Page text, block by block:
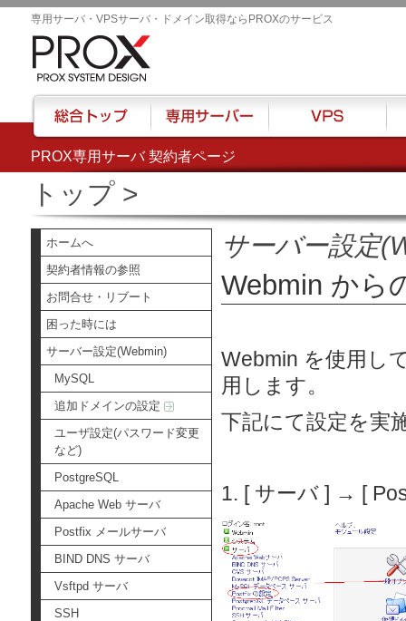
PROX専用サーバ 契約者ページ
専用サーバ・VPSサーバ・ドメイン取得ならPROXのサービス
トップ>
ホームへ
契約者情報の参照
お問合せ・リブート
困った時には
サーバー設定(Webmin)
MySQL
追加ドメインの設定
ユーザ設定(パスワード変更
など)
PostgreSQL
Apache Web サーバ
Postfix メールサーバ
BIND DNS サーバ
Vsftpd サーバ
SSH
サーバー設定
Webmin から
Webmin を使用し
用します。
下記にて設定を実
1. [ サーバ ] → [
総合トップ 専用サーバー VPS ハ